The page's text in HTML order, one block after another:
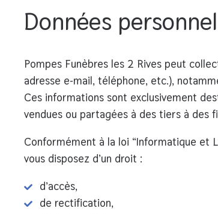
Données
Pompes Funèbres les 2 Rives peut
adresse e-mail, téléphone, etc.),
Ces informations sont exclusivement
vendues ou partagées à des tiers à des
Conformément à la loi “Informatique et
vous disposez d’un droit :
d’accès,
de rectification,